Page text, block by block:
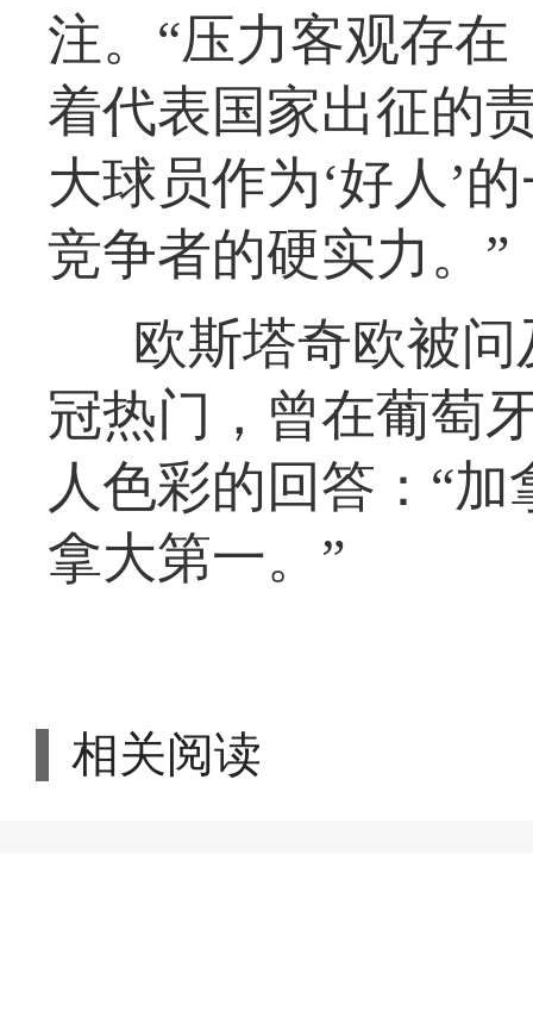
注。“压力客观存
着代表国家出征的
大球员作为‘好人’
竞争者的硬实力。”
欧斯塔奇欧被
冠热门，曾在葡萄
人色彩的回答：“
拿大第一。”
相关阅读